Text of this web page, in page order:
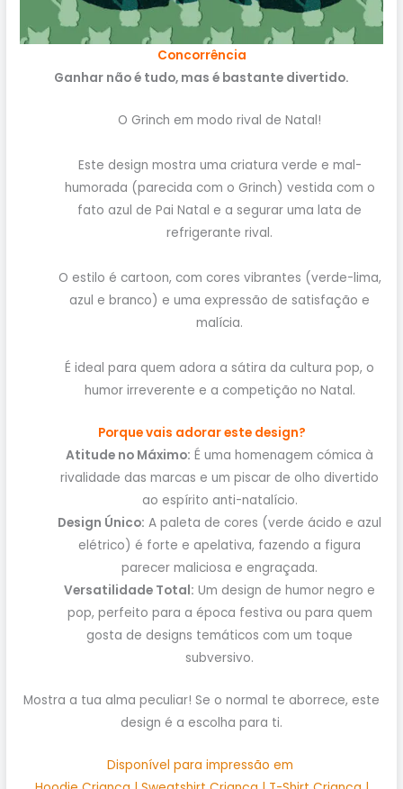
Concorrência
Ganhar não é tudo, mas é bastante divertido.
O Grinch em modo rival de Natal!
Este design mostra uma criatura verde e mal-
humorada (parecida com o Grinch) vestida com o
fato azul de Pai Natal e a segurar uma lata de
refrigerante rival.
O estilo é cartoon, com cores vibrantes (verde-lima,
azul e branco) e uma expressão de satisfação e
malícia.
É ideal para quem adora a sátira da cultura pop, o
humor irreverente e a competição no Natal.
Porque vais adorar este design?
Atitude no Máximo: É uma homenagem cómica à
rivalidade das marcas e um piscar de olho divertido
ao espírito anti-natalício.
Design Único: A paleta de cores (verde ácido e azul
elétrico) é forte e apelativa, fazendo a figura
parecer maliciosa e engraçada.
Versatilidade Total: Um design de humor negro e
pop, perfeito para a época festiva ou para quem
gosta de designs temáticos com um toque
subversivo.
Mostra a tua alma peculiar! Se o normal te aborrece, este
design é a escolha para ti.
Disponível para impressão em